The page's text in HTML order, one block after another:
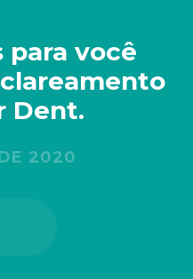
para você
Dent.
2020